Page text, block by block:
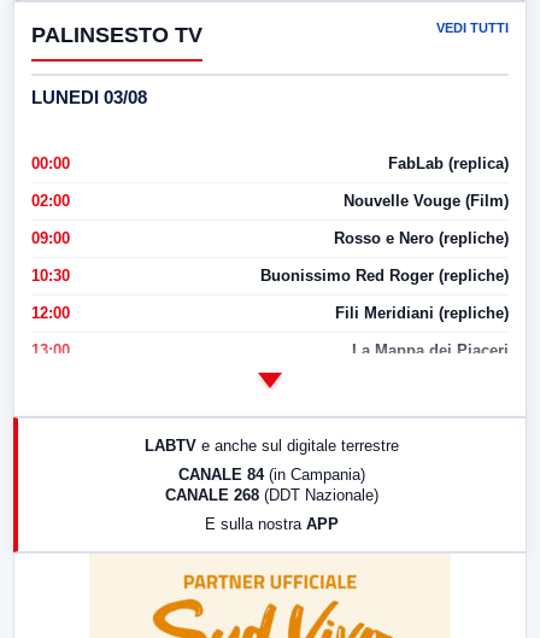
PALINSESTO TV VEDI TUTTI
LUNEDI 03/08
00:00 FabLab (replica)
02:00 Nouvelle Vouge (Film)
09:00 Rosso e Nero (repliche)
10:30 Buonissimo Red Roger (repliche)
12:00 Fili Meridiani (repliche)
13:00 La Mappa dei Piaceri
17:00 LabNews (replica)
LABTV e anche sul digitale terrestre
CANALE 84 (in Campania)
CANALE 268 (DDT Nazionale)
E sulla nostra APP